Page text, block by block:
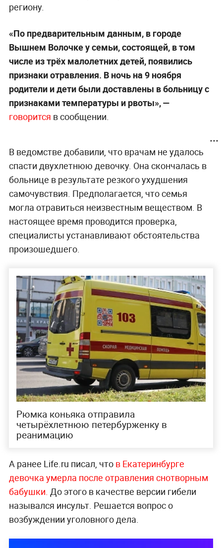
региону.
«По предварительным данным, в городе
Вышнем Волочке у семьи, состоящей, в том
числе из трёх малолетних детей, появились
признаки отравления. В ночь на 9 ноября
родители и дети были доставлены в больницу с
признаками температуры и рвоты», —
говорится в сообщении.
В ведомстве добавили, что врачам не удалось
спасти двухлетнюю девочку. Она скончалась в
больнице в результате резкого ухудшения
самочувствия. Предполагается, что семья
могла отравиться неизвестным веществом. В
настоящее время проводится проверка,
специалисты устанавливают обстоятельства
произошедшего.
Рюмка коньяка отправила
четырёхлетнюю петербурженку в
реанимацию
А ранее Life.ru писал, что в Екатеринбурге
девочка умерла после отравления снотворным
бабушки. До этого в качестве версии гибели
назывался инсульт. Решается вопрос о
возбуждении уголовного дела.